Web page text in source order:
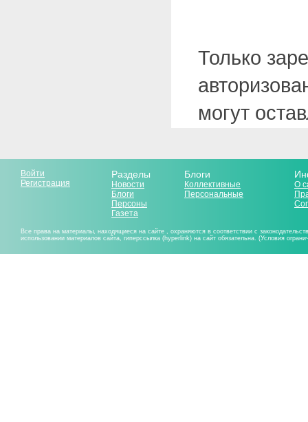
Только
могут
Войти
Регистрация
Разделы
Новости
Блоги
Персоны
Газета
Блоги
Коллективные
Персональные
О
Все права на материалы, находящиеся на сайте , охраняются в соответствии с
использовании материалов сайта, гиперссылка (hyperlink) на сайт обязательна. (Условия